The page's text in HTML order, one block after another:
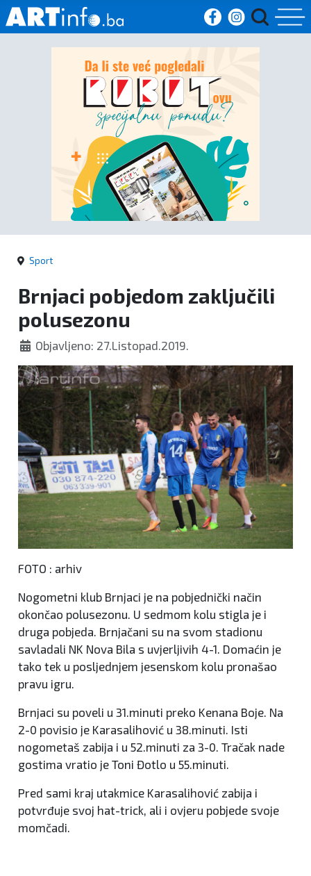
Početna
Kultura
kronika
Politika
Zanimljivosti
Sport
Brnjaci pobjedom zaključili
polusezonu
Objavljeno: 27.Listopad.2019.
FOTO : arhiv
Nogometni klub Brnjaci je na pobjednički način
okončao polusezonu. U sedmom kolu stigla je i
druga pobjeda. Brnjačani su na svom stadionu
savladali NK Nova Bila s uvjerljivih 4-1. Domaćin je
tako tek u posljednjem jesenskom kolu pronašao
pravu igru.
Brnjaci su poveli u 31.minuti preko Kenana Boje. Na
2-0 povisio je Karasalihović u 38.minuti. Isti
nogometaš zabija i u 52.minuti za 3-0. Tračak nade
gostima vratio je Toni Đotlo u 55.minuti.
Pred sami kraj utakmice Karasalihović zabija i
potvrđuje svoj hat-trick, ali i ovjeru pobjede svoje
momčadi.